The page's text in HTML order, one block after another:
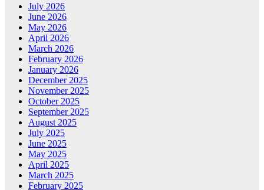
July 2026
June 2026
May 2026
April 2026
March 2026
February 2026
January 2026
December 2025
November 2025
October 2025
September 2025
August 2025
July 2025
June 2025
May 2025
April 2025
March 2025
February 2025